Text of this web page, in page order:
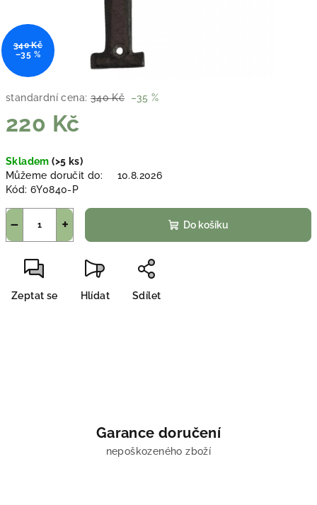
standardní cena: 340 Kč –35 %
220 Kč
cena:
Skladem(>5 ks)
Můžeme doručit do:
10.8.2026
Kód: 6Y0840-P
+
− Do košíku
Zeptat se Hlídat Sdílet
340 Kč
–35 %
Garance doručení
nepoškozeného zboží